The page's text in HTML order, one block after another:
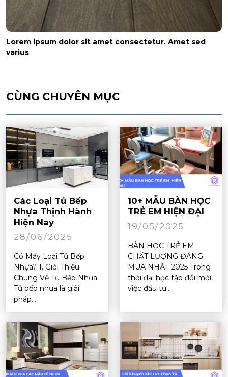
Lorem ipsum dolor sit amet consectetur. Amet sed
varius
CÙNG CHUYÊN MỤC
Các Loại Tủ Bếp
Nhựa Thịnh Hành
Hiện Nay
28/06/2025
Có Mấy Loại Tủ Bếp
Nhựa? 1. Giới Thiệu
Chung Về Tủ Bếp Nhựa
Tủ bếp nhựa là giải
pháp...
10+ MẪU BÀN HỌC
TRẺ EM HIỆN ĐẠI
19/05/2025
BÀN HỌC TRẺ EM
CHẤT LƯỢNG ĐÁNG
MUA NHẤT 2025 Trong
thời đại học tập đổi mới,
việc đầu tư...